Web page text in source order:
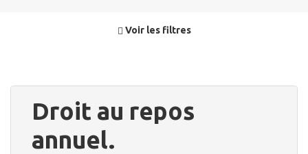
Voir les filtres
Droit au repos
annuel.